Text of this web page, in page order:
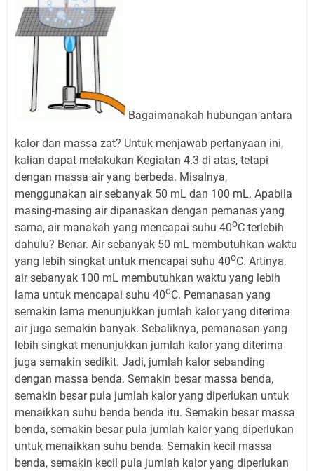
Bagaimanakah hubungan antara
kalor dan massa zat? Untuk menjawab pertanyaan ini,
kalian dapat melakukan Kegiatan 4.3 di atas, tetapi
dengan massa air yang berbeda. Misalnya,
menggunakan air sebanyak 50 mL dan 100 mL. Apabila
masing-masing air dipanaskan dengan pemanas yang
sama, air manakah yang mencapai suhu 40oC terlebih
dahulu? Benar. Air sebanyak 50 mL membutuhkan waktu
yang lebih singkat untuk mencapai suhu 40oC. Artinya,
air sebanyak 100 mL membutuhkan waktu yang lebih
lama untuk mencapai suhu 40oC. Pemanasan yang
semakin lama menunjukkan jumlah kalor yang diterima
air juga semakin banyak. Sebaliknya, pemanasan yang
lebih singkat menunjukkan jumlah kalor yang diterima
juga semakin sedikit. Jadi, jumlah kalor sebanding
dengan massa benda. Semakin besar massa benda,
semakin besar pula jumlah kalor yang diperlukan untuk
menaikkan suhu benda benda itu. Semakin besar massa
benda, semakin besar pula jumlah kalor yang diperlukan
untuk menaikkan suhu benda. Semakin kecil massa
benda, semakin kecil pula jumlah kalor yang diperlukan